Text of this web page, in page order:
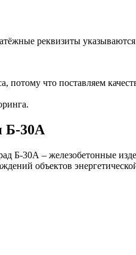
реквизиты указываются
потому что поставляем
Б-30А
Б-30А – железобетонные
объектов